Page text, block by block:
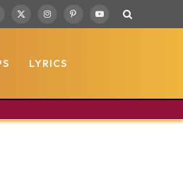
X
InstagramPinterestYouTube
LYRICS